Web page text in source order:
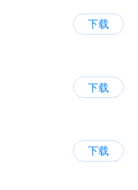
下载
下载
下载